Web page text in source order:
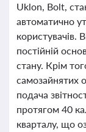
Uklon, Bolt,
автоматично
користувачів.
постійній
стану. Крім
самозайнятих
подача
протягом 40
кварталу, що